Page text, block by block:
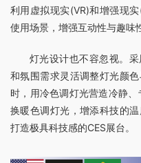
利用虚拟现实(VR)和增强现
使用场景，增强互动性与趣味
灯光设计也不容忽视。
和氛围需求灵活调整灯光颜
时，用冷色调灯光营造冷静
换暖色调灯光，增添科技的
打造极具科技感的CES展台。